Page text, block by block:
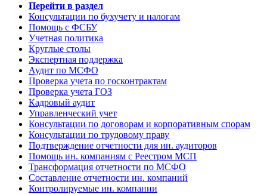
Перейти в раздел
Консультации по бухучету и налогам
Помощь с ФСБУ
Учетная политика
Круглые столы
Экспертная поддержка
Аудит по МСФО
Проверка учета по госконтрактам
Проверка учета ГОЗ
Кадровый аудит
Управленческий учет
Консультации по договорам и корпоративным спорам
Консультации по трудовому праву
Подтверждение отчетности для ин. аудиторов
Помощь ин. компаниям с Реестром МСП
Трансформация отчетности по МСФО
Составление отчетности ин. компаний
Контролируемые ин. компании